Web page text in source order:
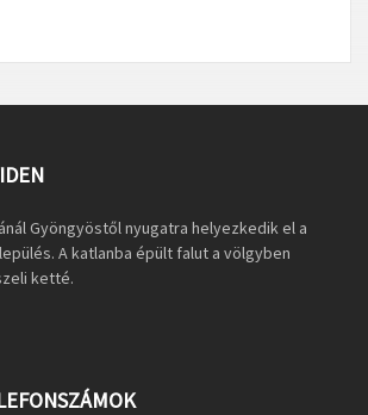
Gyöngyöstől nyugatra helyezkedik el a
A katlanba épült falut a völgyben
ketté.